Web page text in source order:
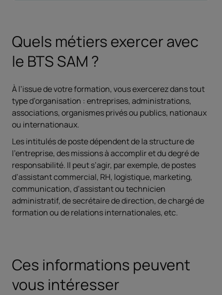
Quels métiers exercer avec
le BTS SAM ?
À l’issue de votre formation, vous exercerez dans tout
type d’organisation : entreprises, administrations,
associations, organismes privés ou publics, nationaux
ou internationaux.
Les intitulés de poste dépendent de la structure de
l’entreprise, des missions à accomplir et du degré de
responsabilité. Il peut s’agir, par exemple, de postes
d’assistant commercial, RH, logistique, marketing,
communication, d’assistant ou technicien
administratif, de secrétaire de direction, de chargé de
formation ou de relations internationales, etc.
Ces informations peuvent
vous intéresser